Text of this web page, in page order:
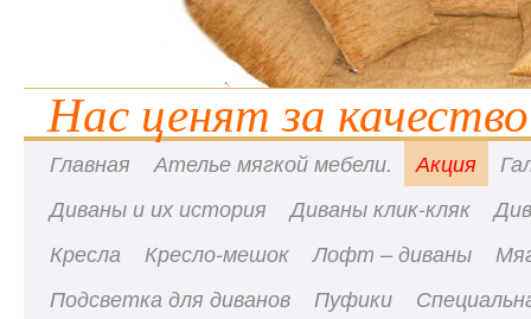
Нас ценят за
Главная Ателье мягкой мебели. Акция
Диваны и их история
Диваны клик-кляк
Кресла
Кресло-мешок Лофт – диваны
Подсветка для диванов
Пуфики